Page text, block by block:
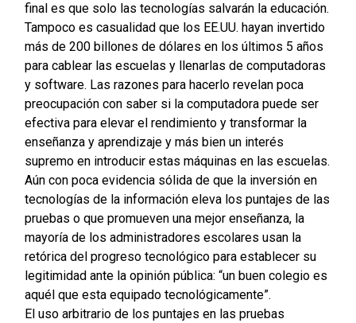
final es que solo las tecnologías salvarán la educación.
Tampoco es casualidad que los EE.UU. hayan invertido
más de 200 billones de dólares en los últimos 5 años
para cablear las escuelas y llenarlas de computadoras
y software. Las razones para hacerlo revelan poca
preocupación con saber si la computadora puede ser
efectiva para elevar el rendimiento y transformar la
enseñanza y aprendizaje y más bien un interés
supremo en introducir estas máquinas en las escuelas.
Aún con poca evidencia sólida de que la inversión en
tecnologías de la información eleva los puntajes de las
pruebas o que promueven una mejor enseñanza, la
mayoría de los administradores escolares usan la
retórica del progreso tecnológico para establecer su
legitimidad ante la opinión pública: “un buen colegio es
aquél que esta equipado tecnológicamente”.
El uso arbitrario de los puntajes en las pruebas